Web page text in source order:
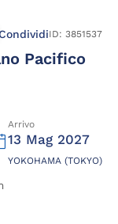
Pacifico
ID: 3851537
Arrivo
13 Mag 2027
YOKOHAMA (TOKYO)